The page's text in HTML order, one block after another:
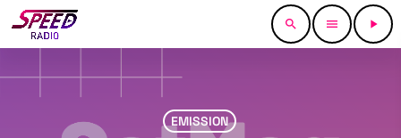
search menu play_arrow
EMISSION